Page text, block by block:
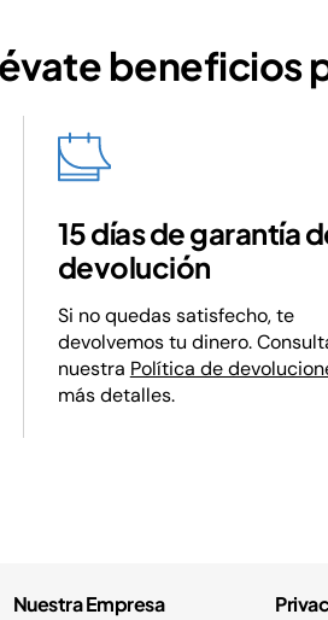
beneficios
15 días de garantía
devolución
Si no quedas satisfecho, te
devolvemos tu dinero.
nuestra Política de
más detalles.
Nuestra Empresa